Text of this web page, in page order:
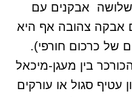
אבקנים עם
אבקה צהובה אף היא
של כרכום חורפי).
בין מעגן-מיכאל
עטיף סגול או עורקים